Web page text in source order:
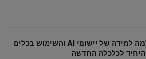
העולם לא מחכה: למה למידה של יישומי AI והשימוש בכלים
היחיד לכלכלה החדשה